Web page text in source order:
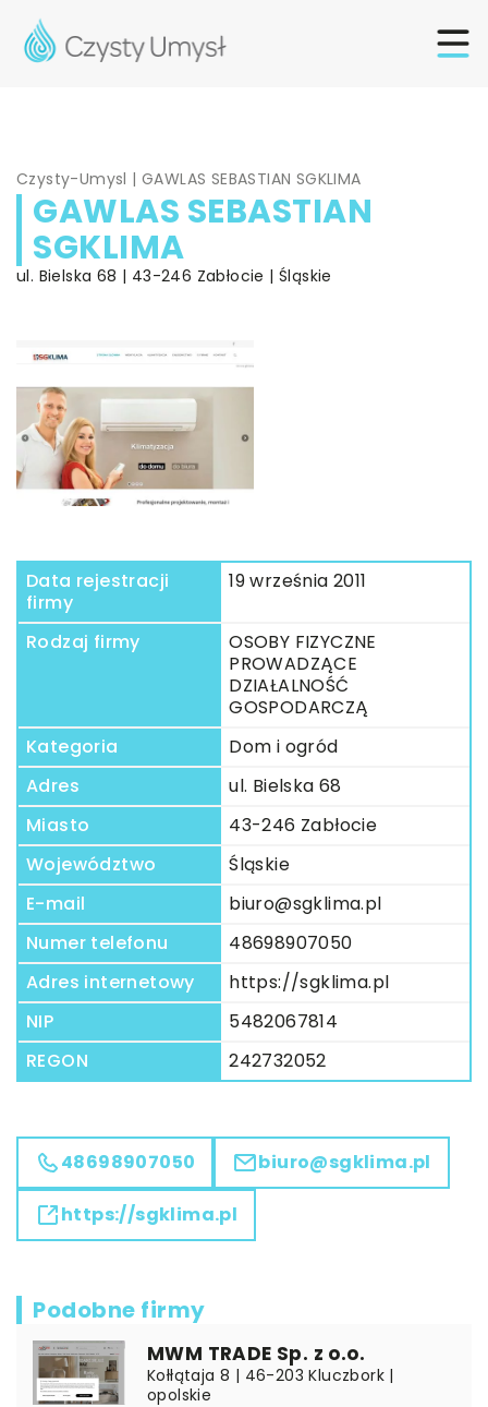
Czysty-Umysl |GAWLAS SEBASTIAN SGKLIMA
GAWLAS SEBASTIAN
SGKLIMA
ul. Bielska 68 | 43-246 Zabłocie | Śląskie
Data rejestracji
firmy
19 września 2011
Rodzaj firmy
OSOBY FIZYCZNE
PROWADZĄCE
DZIAŁALNOŚĆ
GOSPODARCZĄ
Kategoria
Dom i ogród
Adres
ul. Bielska 68
Miasto
43-246 Zabłocie
Województwo
Śląskie
E-mail
biuro@sgklima.pl
Numer telefonu
48698907050
Adres internetowy
https://sgklima.pl
NIP
5482067814
REGON
242732052
48698907050 biuro@sgklima.pl
https://sgklima.pl
Podobne firmy
MWM TRADE Sp. z o.o.
Kołłątaja 8 | 46-203 Kluczbork |
opolskie